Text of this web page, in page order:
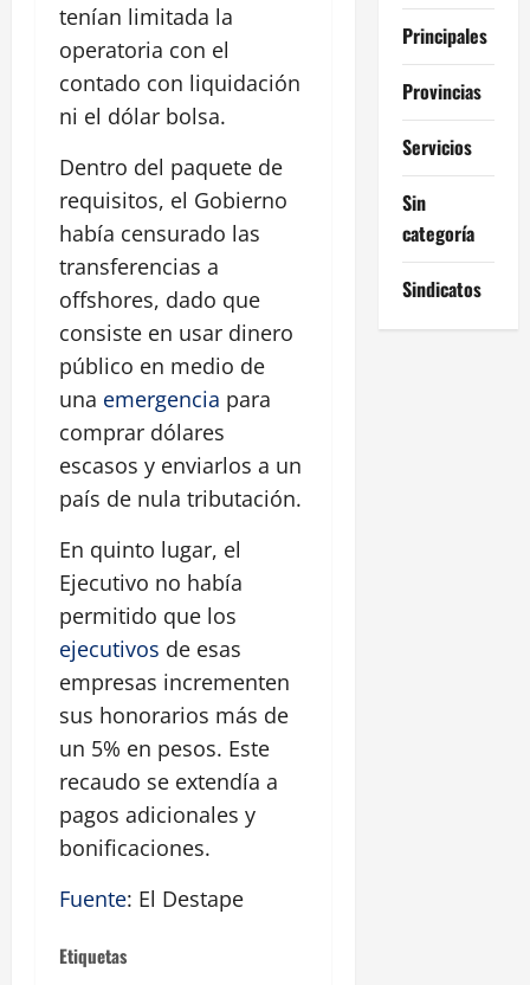
tenían limitada la
operatoria con el
contado con liquidación
ni el dólar bolsa.
Dentro del paquete de
requisitos, el Gobierno
había censurado las
transferencias a
offshores, dado que
consiste en usar dinero
público en medio de
una emergencia para
comprar dólares
escasos y enviarlos a un
país de nula tributación.
En quinto lugar, el
Ejecutivo no había
permitido que los
ejecutivos de esas
empresas incrementen
sus honorarios más de
un 5% en pesos. Este
recaudo se extendía a
pagos adicionales y
bonificaciones.
Fuente: El Destape
Etiquetas
Principales
Provincias
Servicios
Sin
categoría
Sindicatos